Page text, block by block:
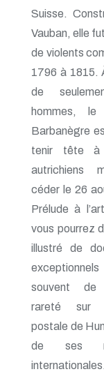
n° 117 -
n° 116 -
n° 115 -
n° 113 -
n° 112 -
n° 110 -
n° 109 -
n° 108 -
n° 106 -
n° 105 -
n° 103 -
n° 102 -
n° 100/01
n° 74 -
n° 73 -
n° 71 -
n° 70 -
n° 69 -
n° 67 -
Suisse.
Vauban, elle
de violents
1796 à 1815.
de
hommes, le
Barbanègre
tenir tête à
autrichiens
céder le 26
Prélude à
vous pourrez
illustré de
souvent de
rareté sur
postale de
de ses
internationales.